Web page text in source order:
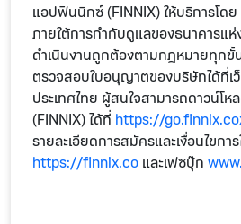
แอปฟินนิกซ์ (FINNIX) ให้บริการโด
ภายใต้การกำกับดูแลของธนาคารแห่
ดำเนินงานถูกต้องตามกฎหมายทุกขั้
ตรวจสอบใบอนุญาตของบริษัทได้ที่เ
ประเทศไทย ผู้สนใจสามารถดาวน์
(FINNIX) ได้ที่ https://
รายละเอียดการสมัครและเงื่อนไขกา
https://finnix.co และเฟซบุ๊ก